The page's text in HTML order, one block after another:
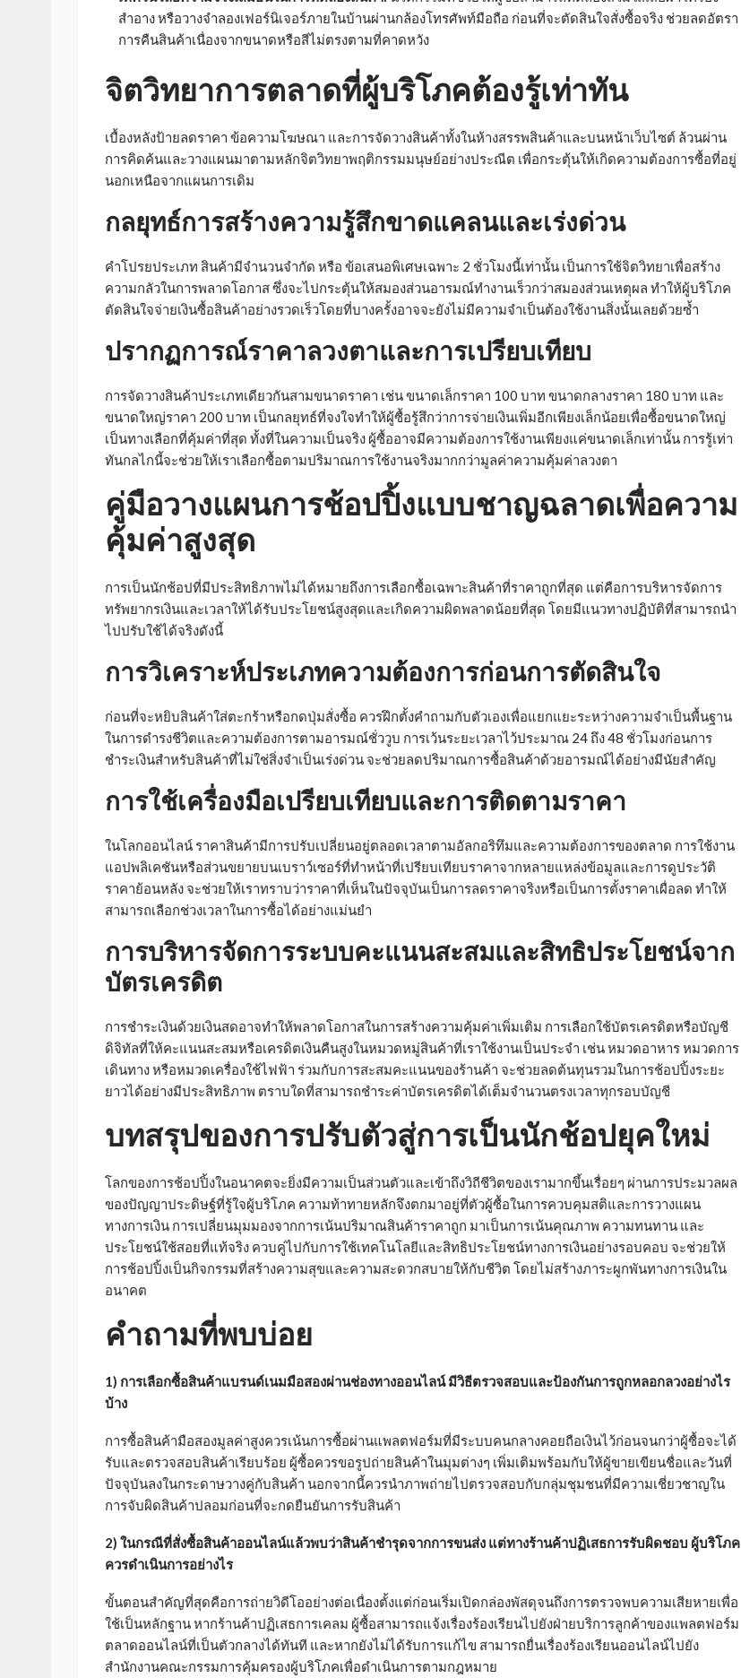
สำอาง หรือวางจำลองเฟอร์นิเจอร์ภายในบ้านผ่านกล้องโทรศัพท์มือถือ ก่อนที่จะตัดสินใจสั่งซื้อจริง ช่วยลดอัตรา
การคืนสินค้าเนื่องจากขนาดหรือสีไม่ตรงตามที่คาดหวัง
จิตวิทยาการตลาดที่ผู้บริโภคต้องรู้เท่าทัน
เบื้องหลังป้ายลดราคา ข้อความโฆษณา และการจัดวางสินค้าทั้งในห้างสรรพสินค้าและบนหน้าเว็บไซต์ ล้วนผ่าน
การคิดค้นและวางแผนมาตามหลักจิตวิทยาพฤติกรรมมนุษย์อย่างประณีต เพื่อกระตุ้นให้เกิดความต้องการซื้อที่อยู่
นอกเหนือจากแผนการเดิม
กลยุทธ์การสร้างความรู้สึกขาดแคลนและเร่งด่วน
คำโปรยประเภท สินค้ามีจำนวนจำกัด หรือ ข้อเสนอพิเศษเฉพาะ 2 ชั่วโมงนี้เท่านั้น เป็นการใช้จิตวิทยาเพื่อสร้าง
ความกลัวในการพลาดโอกาส ซึ่งจะไปกระตุ้นให้สมองส่วนอารมณ์ทำงานเร็วกว่าสมองส่วนเหตุผล ทำให้ผู้บริโภค
ตัดสินใจจ่ายเงินซื้อสินค้าอย่างรวดเร็วโดยที่บางครั้งอาจจะยังไม่มีความจำเป็นต้องใช้งานสิ่งนั้นเลยด้วยซ้ำ
ปรากฏการณ์ราคาลวงตาและการเปรียบเทียบ
การจัดวางสินค้าประเภทเดียวกันสามขนาดราคา เช่น ขนาดเล็กราคา 100 บาท ขนาดกลางราคา 180 บาท และ
ขนาดใหญ่ราคา 200 บาท เป็นกลยุทธ์ที่จงใจทำให้ผู้ซื้อรู้สึกว่าการจ่ายเงินเพิ่มอีกเพียงเล็กน้อยเพื่อซื้อขนาดใหญ่
เป็นทางเลือกที่คุ้มค่าที่สุด ทั้งที่ในความเป็นจริง ผู้ซื้ออาจมีความต้องการใช้งานเพียงแค่ขนาดเล็กเท่านั้น การรู้เท่า
ทันกลไกนี้จะช่วยให้เราเลือกซื้อตามปริมาณการใช้งานจริงมากกว่ามูลค่าความคุ้มค่าลวงตา
คู่มือวางแผนการช้อปปิ้งแบบชาญฉลาดเพื่อความ
คุ้มค่าสูงสุด
การเป็นนักช้อปที่มีประสิทธิภาพไม่ได้หมายถึงการเลือกซื้อเฉพาะสินค้าที่ราคาถูกที่สุด แต่คือการบริหารจัดการ
ทรัพยากรเงินและเวลาให้ได้รับประโยชน์สูงสุดและเกิดความผิดพลาดน้อยที่สุด โดยมีแนวทางปฏิบัติที่สามารถนำ
ไปปรับใช้ได้จริงดังนี้
การวิเคราะห์ประเภทความต้องการก่อนการตัดสินใจ
ก่อนที่จะหยิบสินค้าใส่ตะกร้าหรือกดปุ่มสั่งซื้อ ควรฝึกตั้งคำถามกับตัวเองเพื่อแยกแยะระหว่างความจำเป็นพื้นฐาน
ในการดำรงชีวิตและความต้องการตามอารมณ์ชั่ววูบ การเว้นระยะเวลาไว้ประมาณ 24 ถึง 48 ชั่วโมงก่อนการ
ชำระเงินสำหรับสินค้าที่ไม่ใช่สิ่งจำเป็นเร่งด่วน จะช่วยลดปริมาณการซื้อสินค้าด้วยอารมณ์ได้อย่างมีนัยสำคัญ
การใช้เครื่องมือเปรียบเทียบและการติดตามราคา
ในโลกออนไลน์ ราคาสินค้ามีการปรับเปลี่ยนอยู่ตลอดเวลาตามอัลกอริทึมและความต้องการของตลาด การใช้งาน
แอปพลิเคชันหรือส่วนขยายบนเบราว์เซอร์ที่ทำหน้าที่เปรียบเทียบราคาจากหลายแหล่งข้อมูลและการดูประวัติ
ราคาย้อนหลัง จะช่วยให้เราทราบว่าราคาที่เห็นในปัจจุบันเป็นการลดราคาจริงหรือเป็นการตั้งราคาเผื่อลด ทำให้
สามารถเลือกช่วงเวลาในการซื้อได้อย่างแม่นยำ
การบริหารจัดการระบบคะแนนสะสมและสิทธิประโยชน์จาก
บัตรเครดิต
การชำระเงินด้วยเงินสดอาจทำให้พลาดโอกาสในการสร้างความคุ้มค่าเพิ่มเติม การเลือกใช้บัตรเครดิตหรือบัญชี
ดิจิทัลที่ให้คะแนนสะสมหรือเครดิตเงินคืนสูงในหมวดหมู่สินค้าที่เราใช้งานเป็นประจำ เช่น หมวดอาหาร หมวดการ
เดินทาง หรือหมวดเครื่องใช้ไฟฟ้า ร่วมกับการสะสมคะแนนของร้านค้า จะช่วยลดต้นทุนรวมในการช้อปปิ้งระยะ
ยาวได้อย่างมีประสิทธิภาพ ตราบใดที่สามารถชำระค่าบัตรเครดิตได้เต็มจำนวนตรงเวลาทุกรอบบัญชี
บทสรุปของการปรับตัวสู่การเป็นนักช้อปยุคใหม่
โลกของการช้อปปิ้งในอนาคตจะยิ่งมีความเป็นส่วนตัวและเข้าถึงวิถีชีวิตของเรามากขึ้นเรื่อยๆ ผ่านการประมวลผล
ของปัญญาประดิษฐ์ที่รู้ใจผู้บริโภค ความท้าทายหลักจึงตกมาอยู่ที่ตัวผู้ซื้อในการควบคุมสติและการวางแผน
ทางการเงิน การเปลี่ยนมุมมองจากการเน้นปริมาณสินค้าราคาถูก มาเป็นการเน้นคุณภาพ ความทนทาน และ
ประโยชน์ใช้สอยที่แท้จริง ควบคู่ไปกับการใช้เทคโนโลยีและสิทธิประโยชน์ทางการเงินอย่างรอบคอบ จะช่วยให้
การช้อปปิ้งเป็นกิจกรรมที่สร้างความสุขและความสะดวกสบายให้กับชีวิต โดยไม่สร้างภาระผูกพันทางการเงินใน
อนาคต
คำถามที่พบบ่อย
1) การเลือกซื้อสินค้าแบรนด์เนมมือสองผ่านช่องทางออนไลน์ มีวิธีตรวจสอบและป้องกันการถูกหลอกลวงอย่างไร
บ้าง
การซื้อสินค้ามือสองมูลค่าสูงควรเน้นการซื้อผ่านแพลตฟอร์มที่มีระบบคนกลางคอยถือเงินไว้ก่อนจนกว่าผู้ซื้อจะได้
รับและตรวจสอบสินค้าเรียบร้อย ผู้ซื้อควรขอรูปถ่ายสินค้าในมุมต่างๆ เพิ่มเติมพร้อมกับให้ผู้ขายเขียนชื่อและวันที่
ปัจจุบันลงในกระดาษวางคู่กับสินค้า นอกจากนี้ควรนำภาพถ่ายไปตรวจสอบกับกลุ่มชุมชนที่มีความเชี่ยวชาญใน
การจับผิดสินค้าปลอมก่อนที่จะกดยืนยันการรับสินค้า
2) ในกรณีที่สั่งซื้อสินค้าออนไลน์แล้วพบว่าสินค้าชำรุดจากการขนส่ง แต่ทางร้านค้าปฏิเสธการรับผิดชอบ ผู้บริโภค
ควรดำเนินการอย่างไร
ขั้นตอนสำคัญที่สุดคือการถ่ายวิดีโออย่างต่อเนื่องตั้งแต่ก่อนเริ่มเปิดกล่องพัสดุจนถึงการตรวจพบความเสียหายเพื่อ
ใช้เป็นหลักฐาน หากร้านค้าปฏิเสธการเคลม ผู้ซื้อสามารถแจ้งเรื่องร้องเรียนไปยังฝ่ายบริการลูกค้าของแพลตฟอร์ม
ตลาดออนไลน์ที่เป็นตัวกลางได้ทันที และหากยังไม่ได้รับการแก้ไข สามารถยื่นเรื่องร้องเรียนออนไลน์ไปยัง
สำนักงานคณะกรรมการคุ้มครองผู้บริโภคเพื่อดำเนินการตามกฎหมาย